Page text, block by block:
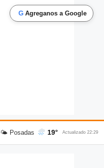
G Agreganos a Google
🌤 Posadas 19° Actualizado 22:29